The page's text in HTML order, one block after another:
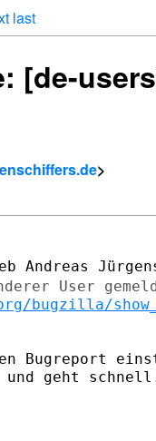
last
[de-
>
User
bugzilla/
Bugreport
geht